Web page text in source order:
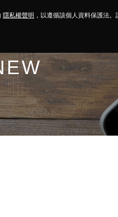
隱私權聲明 ，以遵循該個人資料保護法
英招募 最新消息 聯絡我